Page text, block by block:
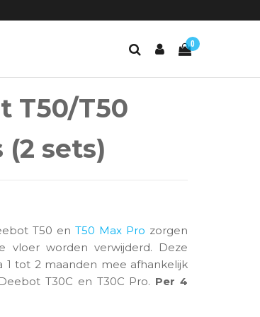
0
T50/T50
sets)
was: 34,95.
is: 29,95.
T50 enT50 Max Pro zorgen
vloer worden verwijderd. Deze
1 tot 2 maanden mee afhankelijk
T30C en T30C Pro. Per 4